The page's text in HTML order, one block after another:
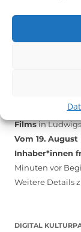
Auch dieses
Filmsin
Vom 19.
Inhaber*innen
Minuten vor
Weitere Details
DIGITAL